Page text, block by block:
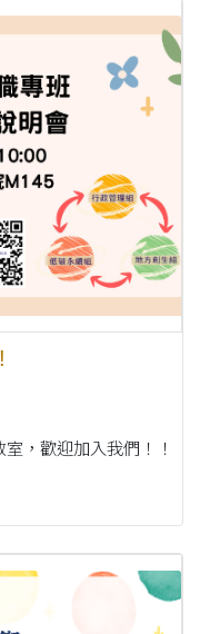
，歡迎加入我們！！